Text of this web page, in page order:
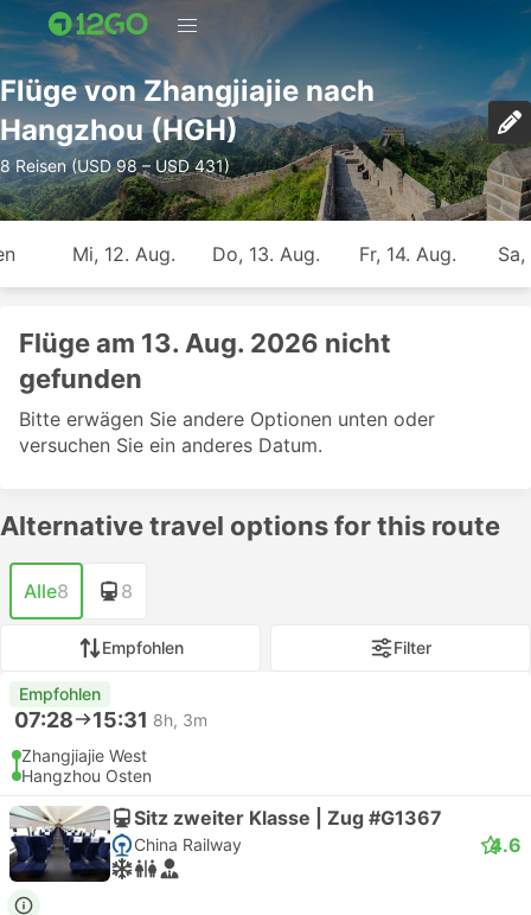
Flüge von Zhangjiajie nach
Hangzhou (HGH)
8 Reisen (USD 98 – USD 431)
Mi, 12. Aug. Do, 13. Aug. Fr, 14. Aug.
Flüge am 13. Aug. 2026 nicht
gefunden
Bitte erwägen Sie andere Optionen unten oder
versuchen Sie ein anderes Datum.
Alternative travel options for this route
Alle8 8
Empfohlen Filter
Empfohlen
07:28 15:31 8h, 3m
Zhangjiajie West
Hangzhou Osten
Sitz zweiter Klasse | Zug #G1367
China Railway 4.6